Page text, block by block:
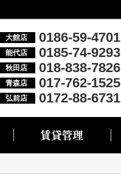
大館店 0186-59-4701
能代店 0185-74-9293
秋田店 018-838-7826
青森店 017-762-1525
弘前店 0172-88-6731